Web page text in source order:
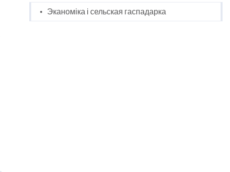
Эканоміка і сельская гаспадарка